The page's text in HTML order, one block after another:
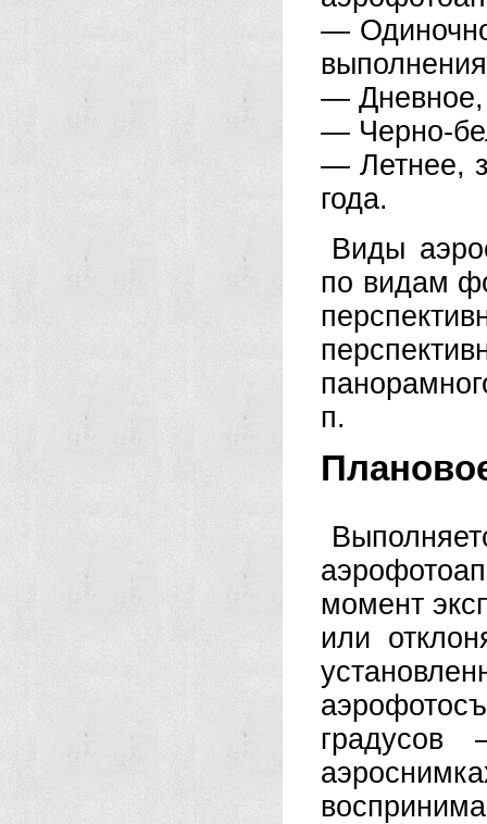
—
— Дневное,
— Черно-
— Летнее,
года.
Виды
по видам
п.
момент
или